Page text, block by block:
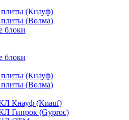
плиты (Кнауф)
плиты (Волма)
блоки
блоки
плиты (Кнауф)
плиты (Волма)
Кнауф (Knauf)
Гипрок (Gyproc)